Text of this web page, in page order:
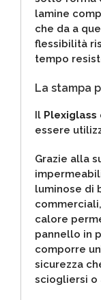
lamine
che da a
flessibilità
tempo
La stampa
Il Plexiglass
essere
Grazie alla
luminose di
calore
pannello in
comporre
sicurezza
sciogliersi o